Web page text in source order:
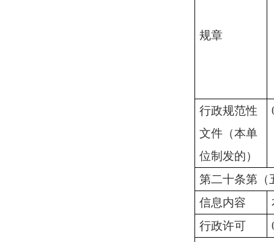
规章
行政规范性
文件（本单
位制发的）
第二十条第（
信息内容
行政许可